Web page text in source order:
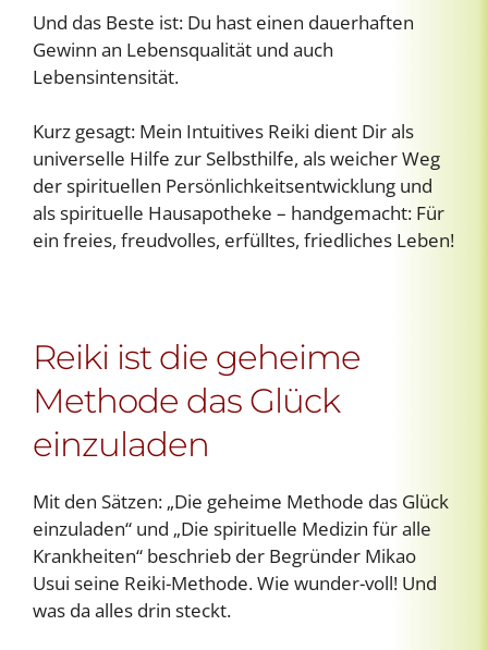
Und das Beste ist: Du hast einen dauerhaften
Gewinn an Lebensqualität und auch
Lebensintensität.
Kurz gesagt: Mein Intuitives Reiki dient Dir als
universelle Hilfe zur Selbsthilfe, als weicher Weg
der spirituellen Persönlichkeitsentwicklung und
als spirituelle Hausapotheke – handgemacht: Für
ein freies, freudvolles, erfülltes, friedliches Leben!
Reiki ist die geheime
Methode das Glück
einzuladen
Mit den Sätzen: „Die geheime Methode das Glück
einzuladen“ und „Die spirituelle Medizin für alle
Krankheiten“ beschrieb der Begründer Mikao
Usui seine Reiki-Methode. Wie wunder-voll! Und
was da alles drin steckt.